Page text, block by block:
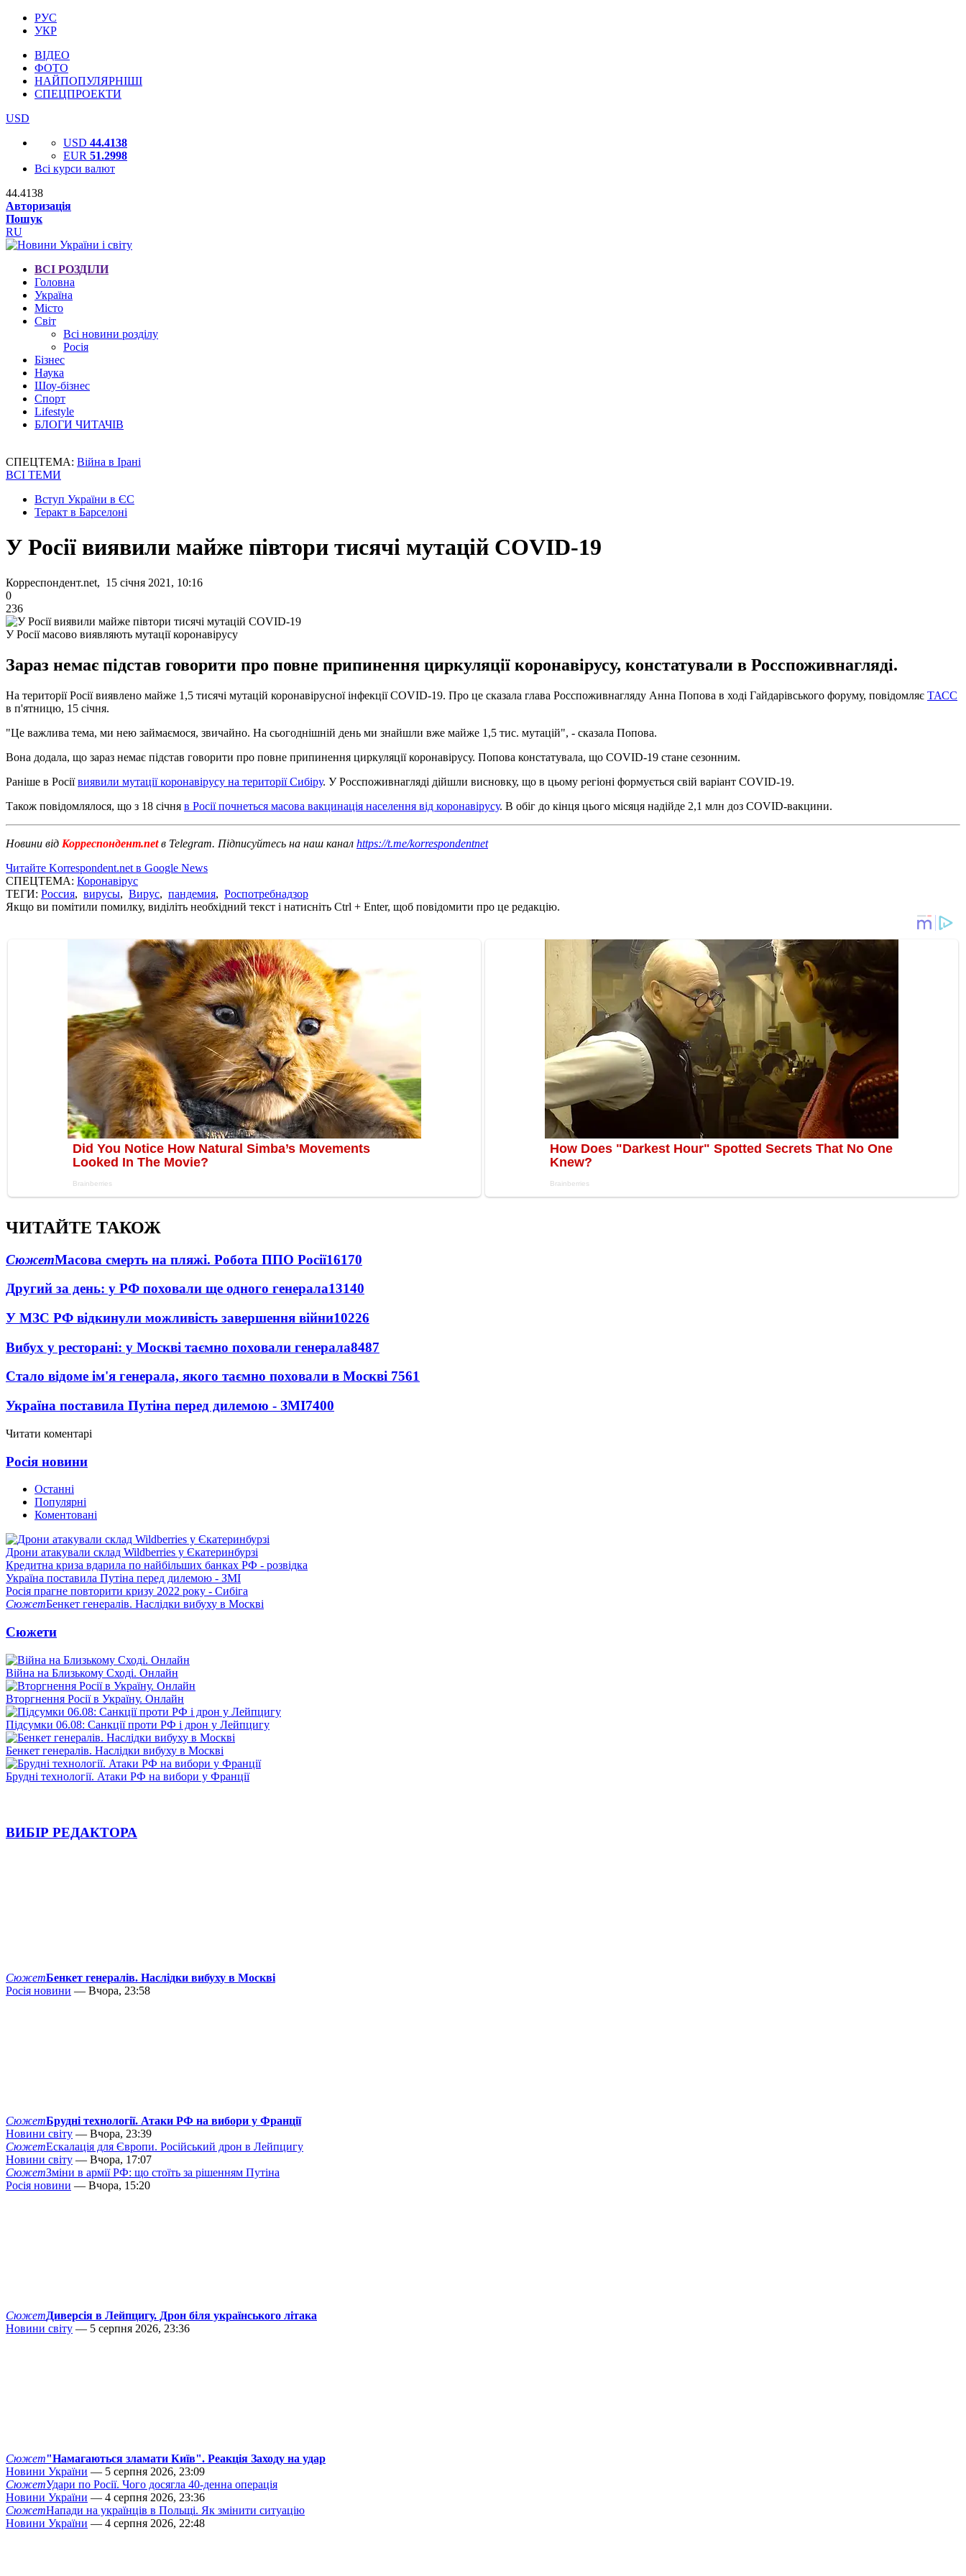
РУС
УКР
ВІДЕО
ФОТО
НАЙПОПУЛЯРНІШІ
СПЕЦПРОЕКТИ
USD
USD 44.4138
EUR 51.2998
Всі курси валют
44.4138
Авторизація
Пошук
RU
ВСІ РОЗДІЛИ
Головна
Україна
Місто
Світ
Всі новини розділу
Росія
Бізнес
Наука
Шоу-бізнес
Спорт
Lifestyle
БЛОГИ ЧИТАЧІВ
СПЕЦТЕМА: Війна в Ірані
ВСІ ТЕМИ
Вступ України в ЄС
Теракт в Барселоні
У Росії виявили майже півтори тисячі мутацій COVID-19
Корреспондент.net, 15 січня 2021, 10:16
0
236
У Росії масово виявляють мутації коронавірусу
Зараз немає підстав говорити про повне припинення циркуляції коронавірусу, констатували в Росспоживнагляді.
На території Росії виявлено майже 1,5 тисячі мутацій коронавірусної інфекції COVID-19. Про це сказала глава Росспоживнагляду Анна Попова в ході Гайдарівського форуму, повідомляє ТАСС
в п'ятницю, 15 січня.
"Це важлива тема, ми нею займаємося, звичайно. На сьогоднішній день ми знайшли вже майже 1,5 тис. мутацій", - сказала Попова.
Вона додала, що зараз немає підстав говорити про повне припинення циркуляції коронавірусу. Попова констатувала, що COVID-19 стане сезонним.
Раніше в Росіївиявили мутації коронавірусу на території Сибіру. У Росспоживнагляді дійшли висновку, що в цьому регіоні формується свій варіант COVID-19.
Також повідомлялося, що з 18 січня в Росії почнеться масова вакцинація населення від коронавірусу. В обіг до кінця цього місяця надійде 2,1 млн доз COVID-вакцини.
Новини від Корреспондент.netв Telegram. Підписуйтесь на наш канал https://t.me/korrespondentnet
Читайте Korrespondent.net в Google News
СПЕЦТЕМА: Коронавірус
ТЕГИ: Россия, вирусы, Вирус, пандемия, Роспотребнадзор
Якщо ви помітили помилку, виділіть необхідний текст і натисніть Ctrl + Enter, щоб повідомити про це редакцію.
ЧИТАЙТЕ ТАКОЖ
СюжетМасова смерть на пляжі. Робота ППО Росії16170
Другий за день: у РФ поховали ще одного генерала13140
У МЗС РФ відкинули можливість завершення війни10226
Вибух у ресторані: у Москві таємно поховали генерала8487
Стало відоме ім'я генерала, якого таємно поховали в Москві 7561
Україна поставила Путіна перед дилемою - ЗМІ7400
Читати коментарі
Росія новини
Останні
Популярні
Коментовані
Дрони атакували склад Wildberries у Єкатеринбурзі
Кредитна криза вдарила по найбільших банках РФ - розвідка
Україна поставила Путіна перед дилемою - ЗМІ
Росія прагне повторити кризу 2022 року - Сибіга
СюжетБенкет генералів. Наслідки вибуху в Москві
Сюжети
Війна на Близькому Сході. Онлайн
Вторгнення Росії в Україну. Онлайн
Підсумки 06.08: Санкції проти РФ і дрон у Лейпцигу
Бенкет генералів. Наслідки вибуху в Москві
Брудні технології. Атаки РФ на вибори у Франції
ВИБІР РЕДАКТОРА
СюжетБенкет генералів. Наслідки вибуху в Москві
Росія новини — Вчора, 23:58
СюжетБрудні технології. Атаки РФ на вибори у Франції
Новини світу — Вчора, 23:39
СюжетЕскалація для Європи. Російський дрон в Лейпцигу
Новини світу — Вчора, 17:07
СюжетЗміни в армії РФ: що стоїть за рішенням Путіна
Росія новини — Вчора, 15:20
СюжетДиверсія в Лейпцигу. Дрон біля українського літака
Новини світу — 5 серпня 2026, 23:36
Сюжет"Намагаються зламати Київ". Реакція Заходу на удар
Новини України — 5 серпня 2026, 23:09
СюжетУдари по Росії. Чого досягла 40-денна операція
Новини України — 4 серпня 2026, 23:36
СюжетНапади на українців в Польщі. Як змінити ситуацію
Новини України — 4 серпня 2026, 22:48